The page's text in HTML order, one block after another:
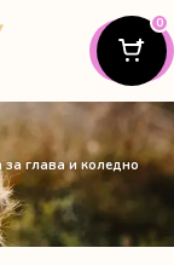
0
за глава и коледно